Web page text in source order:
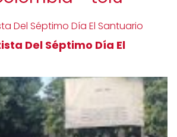
Del Séptimo Día El